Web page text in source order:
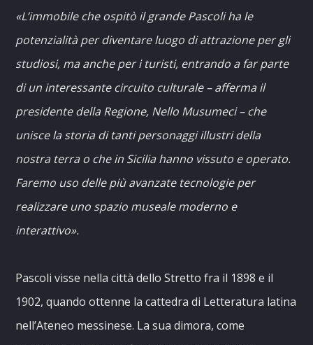
«L’immobile che ospitò il grande Pascoli ha le
potenzialità per diventare luogo di attrazione per gli
studiosi, ma anche per i turisti, entrando a far parte
di un interessante circuito culturale – afferma il
presidente della Regione, Nello Musumeci – che
unisce la storia di tanti personaggi illustri della
nostra terra o che in Sicilia hanno vissuto e operato.
Faremo uso delle più avanzate tecnologie per
realizzare uno spazio museale moderno e
interattivo».
Pascoli visse nella città dello Stretto fra il 1898 e il
1902, quando ottenne la cattedra di Letteratura latina
nell’Ateneo messinese. La sua dimora, come